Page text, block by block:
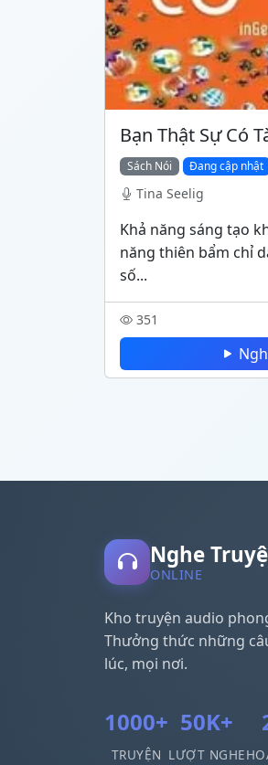
Bạn Thật Sự Có
Sách Nói Đang cập nhật
Tina Seelig
Khả năng sáng tạo
năng thiên bẩm chỉ
số...
351
Nghe
ONLINE
Kho truyện audio
Thưởng thức những
lúc, mọi nơi.
1000+
TRUYỆN
50K+
LƯỢT NGHE